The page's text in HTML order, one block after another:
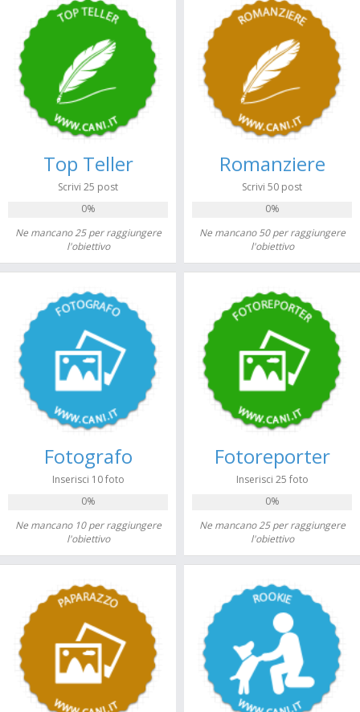
Top Teller
Scrivi 25 post
0%
Ne mancano 25 per raggiungere
l'obiettivo
Romanziere
Scrivi 50 post
0%
Ne mancano 50 per raggiungere
l'obiettivo
Fotografo
Inserisci 10 foto
0%
Ne mancano 10 per raggiungere
l'obiettivo
Fotoreporter
Inserisci 25 foto
0%
Ne mancano 25 per raggiungere
l'obiettivo